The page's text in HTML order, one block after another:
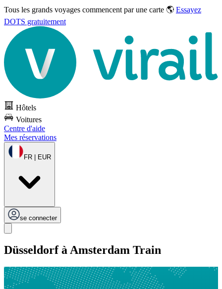
Tous les grands voyages commencent par une carte 🌎 Essayez
DOTS gratuitement
Hôtels
Voitures
Centre d'aide
Mes réservations
FR | EUR
se connecter
Düsseldorf à Amsterdam Train